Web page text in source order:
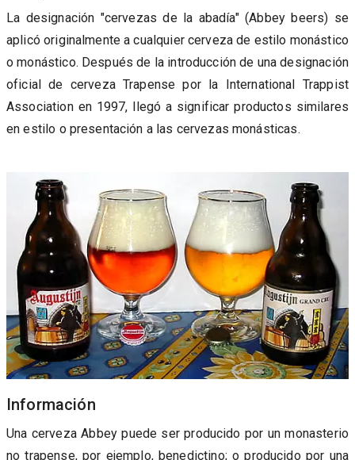
La designación "cervezas de la abadía" (Abbey beers) se
aplicó originalmente a cualquier cerveza de estilo monástico
o monástico. Después de la introducción de una designación
oficial de cerveza Trapense por la International Trappist
Association en 1997, llegó a significar productos similares
en estilo o presentación a las cervezas monásticas.
Información
Una cerveza Abbey puede ser producido por un monasterio
no trapense, por ejemplo, benedictino; o producido por una